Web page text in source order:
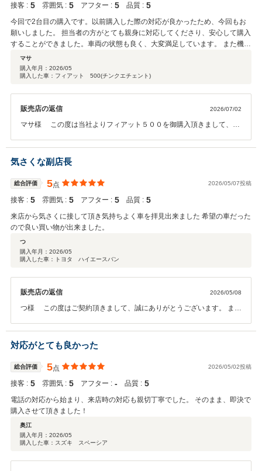
接客 : 5 雰囲気 : 5 アフター : 5 品質 : 5
今回で2台目の購入です。以前購入した際の対応が良かったため、今回もお
願いしました。 担当者の方がとても親身に対応してくださり、安心して購入
することができました。車両の状態も良く、大変満足しています。 また機会
がありましたらよろしくお願いいたします。
マサ
購入年月： 2026/05
購入した車：フィアット 500(チンクエチェント)
販売店の返信 2026/07/02
マサ様 この度は当社よりフィアット５００を御購入頂きまして、誠
き、大変うれしく思います。 お客様に喜んで頂けることが、何よりも
私共の励みになります。 今後とも、どうぞ宜しくお願い致します。
気さくな副店長
総合評価 5点 2026/05/07投稿
接客 : 5 雰囲気 : 5 アフター : 5 品質 : 5
来店から気さくに接して頂き気持ちよく車を拝見出来ました 希望の車だった
ので良い買い物が出来ました。
つ
購入年月： 2026/05
購入した車：トヨタ ハイエースバン
販売店の返信 2026/05/08
つ様 この度はご契約頂きまして、誠にありがとうございます。 ま
お客様に喜んで頂けることが、何よりも私共の励みになります。 御納
車まで、しっかりと準備させて頂きます。 今後とも、どうぞ宜しくお
願い致します。
対応がとても良かった
総合評価 5点 2026/05/02投稿
接客 : 5 雰囲気 : 5 アフター : ‐ 品質 : 5
電話の対応から始まり、来店時の対応も親切丁寧でした。 そのまま、即決で
購入させて頂きました！
奥江
購入年月： 2026/05
購入した車：スズキ スペーシア